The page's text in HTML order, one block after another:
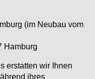
(im Neubau vom
Hamburg
erstatten wir Ihnen
ihres